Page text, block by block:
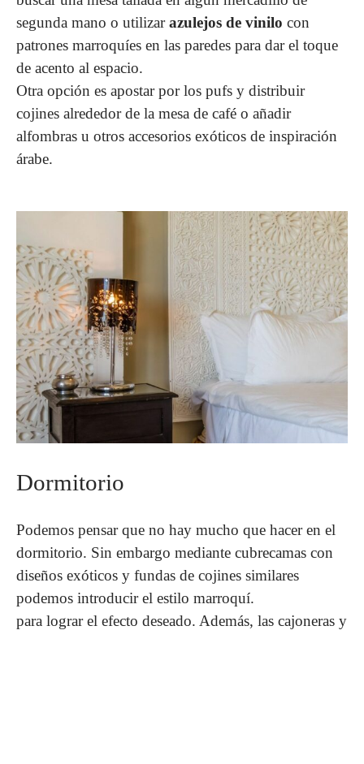
segunda mano o utilizarazulejos de vinilo con
patrones marroquíes en las paredes para dar el toque
de acento al espacio.
Otra opción es apostar por los pufs y distribuir
cojines alrededor de la mesa de café o añadir
alfombras u otros accesorios exóticos de inspiración
árabe.
Dormitorio
Podemos pensar que no hay mucho que hacer en el
dormitorio. Sin embargo mediante cubrecamas con
diseños exóticos y fundas de cojines similares
podemos introducir el estilo marroquí.
para lograr el efecto deseado. Además, las cajoneras y